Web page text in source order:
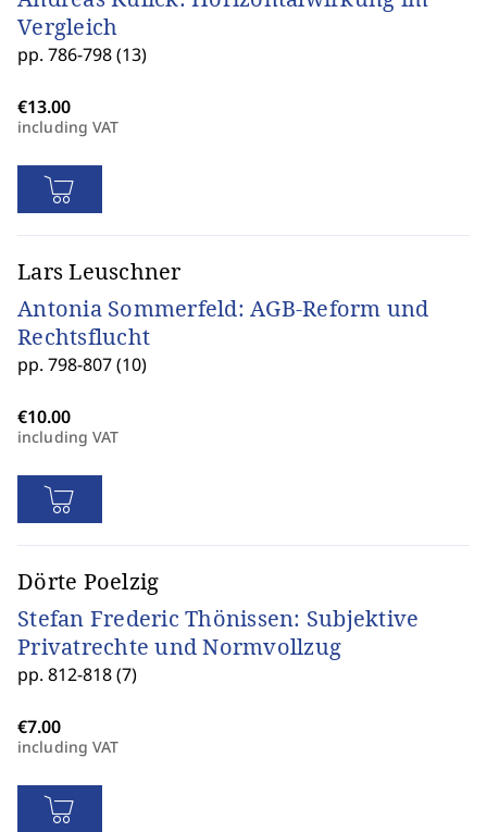
Vergleich
pp. 786-798 (13)
including VAT
Lars Leuschner
Antonia Sommerfeld: AGB-Reform und
Rechtsflucht
pp. 798-807 (10)
including VAT
Dörte Poelzig
Stefan Frederic Thönissen: Subjektive
Privatrechte und Normvollzug
pp. 812-818 (7)
including VAT